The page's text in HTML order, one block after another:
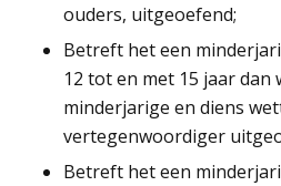
ouders, uitgeoefend;
Betreft het een
12 tot en met 15 jaar dan
minderjarige en diens
vertegenwoordiger
Betreft het een